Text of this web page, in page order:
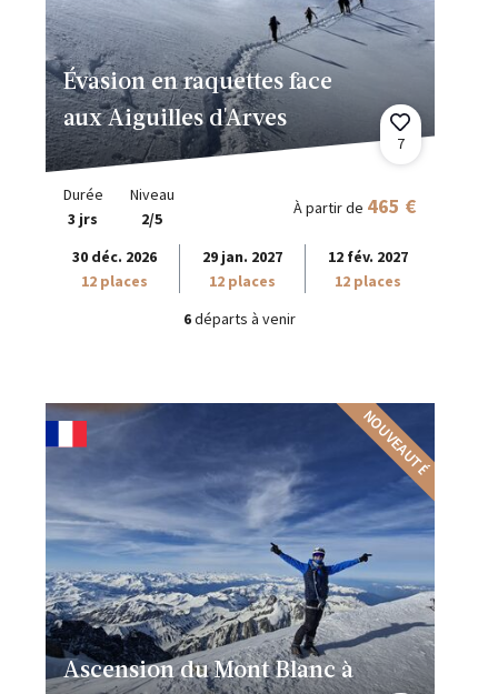
Évasion en raquettes face
aux Aiguilles d'Arves
7
Durée
3 jrs
Niveau
2/5
À partir de 465 €
30 déc. 2026
12 places
29 jan. 2027
12 places
12 fév. 2027
12 places
6départs à venir
NOUVEAUTÉ
Ascension du Mont Blanc à